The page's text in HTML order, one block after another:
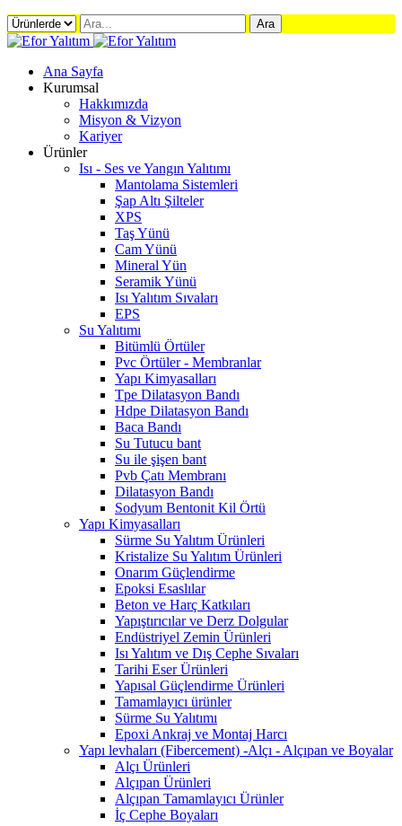
Ara
Ana Sayfa
Kurumsal
Hakkımızda
Misyon & Vizyon
Kariyer
Ürünler
Isı - Ses ve Yangın Yalıtımı
Mantolama Sistemleri
Şap Altı Şilteler
XPS
Taş Yünü
Cam Yünü
Mineral Yün
Seramik Yünü
Isı Yalıtım Sıvaları
EPS
Su Yalıtımı
Bitümlü Örtüler
Pvc Örtüler - Membranlar
Yapı Kimyasalları
Tpe Dilatasyon Bandı
Hdpe Dilatasyon Bandı
Baca Bandı
Su Tutucu bant
Su ile şişen bant
Pvb Çatı Membranı
Dilatasyon Bandı
Sodyum Bentonit Kil Örtü
Yapı Kimyasalları
Sürme Su Yalıtım Ürünleri
Kristalize Su Yalıtım Ürünleri
Onarım Güçlendirme
Epoksi Esaslılar
Beton ve Harç Katkıları
Yapıştırıcılar ve Derz Dolgular
Endüstriyel Zemin Ürünleri
Isı Yalıtım ve Dış Cephe Sıvaları
Tarihi Eser Ürünleri
Yapısal Güçlendirme Ürünleri
Tamamlayıcı ürünler
Sürme Su Yalıtımı
Epoxi Ankraj ve Montaj Harcı
Yapı levhaları (Fibercement) -Alçı - Alçıpan ve Boyalar
Alçı Ürünleri
Alçıpan Ürünleri
Alçıpan Tamamlayıcı Ürünler
İç Cephe Boyaları